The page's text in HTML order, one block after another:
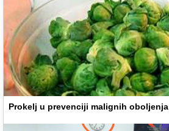
Prokelj u prevenciji malignih oboljenja